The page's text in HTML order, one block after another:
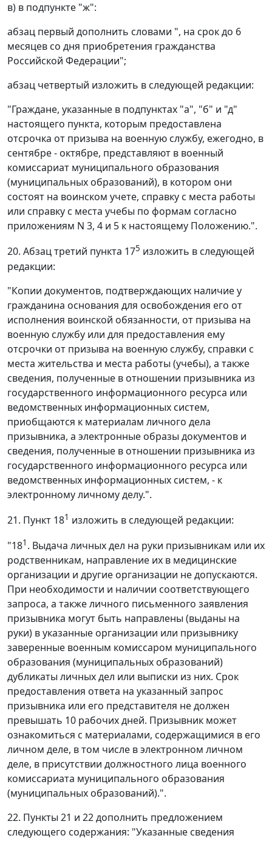
в) в подпункте "ж":
абзац первый дополнить словами ", на срок до 6
месяцев со дня приобретения гражданства
Российской Федерации";
абзац четвертый изложить в следующей редакции:
"Граждане, указанные в подпунктах "а", "б" и "д"
настоящего пункта, которым предоставлена
отсрочка от призыва на военную службу, ежегодно, в
сентябре - октябре, представляют в военный
комиссариат муниципального образования
(муниципальных образований), в котором они
состоят на воинском учете, справку с места работы
или справку с места учебы по формам согласно
приложениям N 3, 4 и 5 к настоящему Положению.".
20. Абзац третий пункта 175 изложить в следующей
редакции:
"Копии документов, подтверждающих наличие у
гражданина основания для освобождения его от
исполнения воинской обязанности, от призыва на
военную службу или для предоставления ему
отсрочки от призыва на военную службу, справки с
места жительства и места работы (учебы), а также
сведения, полученные в отношении призывника из
государственного информационного ресурса или
ведомственных информационных систем,
приобщаются к материалам личного дела
призывника, а электронные образы документов и
сведения, полученные в отношении призывника из
государственного информационного ресурса или
ведомственных информационных систем, - к
электронному личному делу.".
21. Пункт 181 изложить в следующей редакции:
"181 . Выдача личных дел на руки призывникам или их
родственникам, направление их в медицинские
организации и другие организации не допускаются.
При необходимости и наличии соответствующего
запроса, а также личного письменного заявления
призывника могут быть направлены (выданы на
руки) в указанные организации или призывнику
заверенные военным комиссаром муниципального
образования (муниципальных образований)
дубликаты личных дел или выписки из них. Срок
предоставления ответа на указанный запрос
призывника или его представителя не должен
превышать 10 рабочих дней. Призывник может
ознакомиться с материалами, содержащимися в его
личном деле, в том числе в электронном личном
деле, в присутствии должностного лица военного
комиссариата муниципального образования
(муниципальных образований).".
22. Пункты 21 и 22 дополнить предложением
следующего содержания: "Указанные сведения